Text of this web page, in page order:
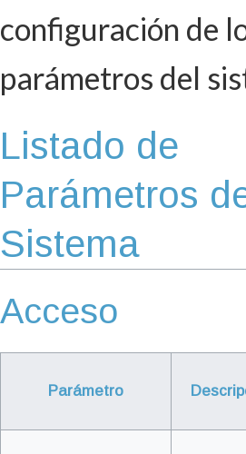
configuración de
parámetros del
Listado de
Parámetros
Sistema
Acceso
Parámetro